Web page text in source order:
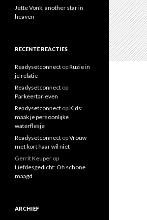
Jette Vonk, another star in
heaven
RECENTE REACTIES
Readysetconnect opRuzie in
je relatie
Readysetconnect op
Parkeertarieven
Readysetconnect opKids:
maak je persoonlijke
waterflesje
Readysetconnect opVrouw
met kort haar wil niet
Gerrit Keuper op
Liefdesgedicht: Oh schone
maagd
ARCHIEF